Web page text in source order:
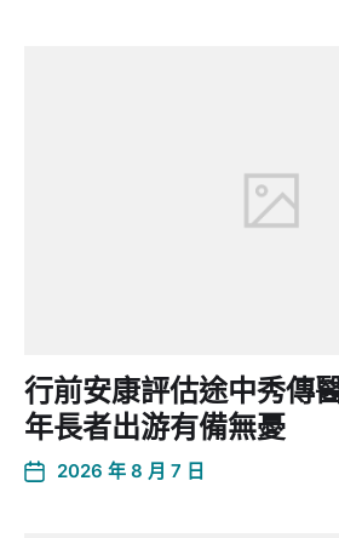
行前安康評估途中秀傳
年長者出游有備無憂
2026 年 8 月 7 日